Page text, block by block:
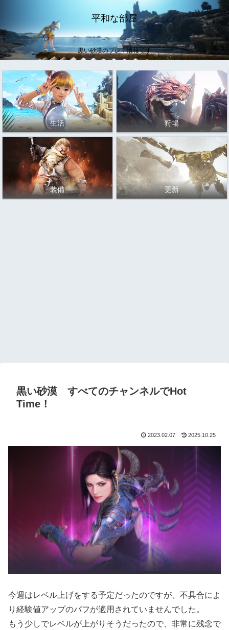
平和な部屋
黒い砂漠のプレイ情報です
生活 狩場
装備 更新
黒い砂漠 すべてのチャンネルでHot
Time！
2023.02.07 2025.10.25
今週はレベル上げをする予定だったのですが、不具合によ
り経験値アップのバフが適用されていませんでした。
もう少しでレベルが上がりそうだったので、非常に残念で